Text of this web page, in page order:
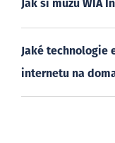
Jak si můžu WIA
Jaké
internetu na